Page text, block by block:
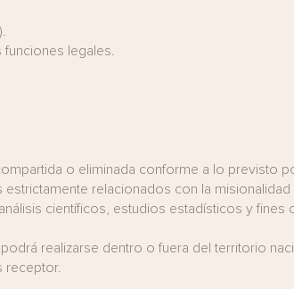
legales.
o eliminada conforme a lo previsto
relacionados con la misionalidad
científicos, estudios estadísticos y fines
realizarse dentro o fuera del territorio
receptor.